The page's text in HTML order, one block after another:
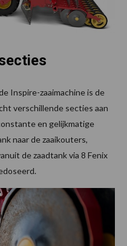
Inspire-zaaimachine is de
verschillende secties aan
en gelijkmatige
naar de zaaikouters,
de zaadtank via 8 Fenix